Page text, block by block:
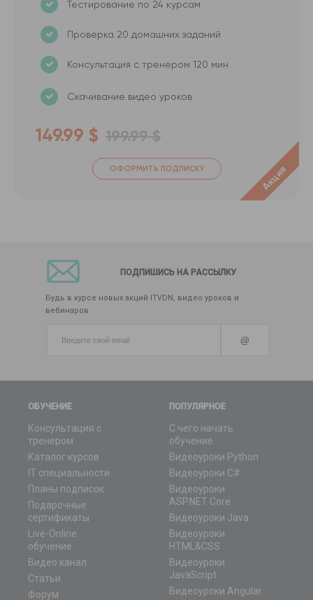
Тестирование по 24 курсам
Проверка 20 домашних заданий
Консультация с тренером 120 мин
Скачивание видео уроков
149.99 $ 199.99 $
ОФОРМИТЬ ПОДПИСКУ Акция
ОБУЧЕНИЕ
Консультация с
тренером
Каталог курсов
IT специальности
Планы подписок
Подарочные
сертификаты
Live-Online
обучение
Видео канал
Статьи
Форум
ПОПУЛЯРНОЕ
С чего начать
обучение
Видеоуроки Python
Видеоуроки C#
Видеоуроки
ASP.NET Core
Видеоуроки Java
Видеоуроки
HTML&CSS
Видеоуроки
JavaScript
Видеоуроки Angular
ПОДПИШИСЬ НА РАССЫЛКУ
Будь в курсе новых акций ITVDN, видео уроков и
вебинаров
@